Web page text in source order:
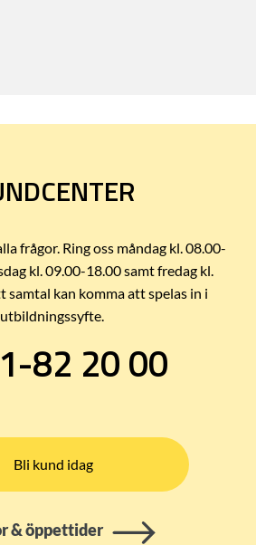
frågor. Ring oss måndag kl. 08.00-
kl. 09.00-18.00 samt fredag kl.
samtal kan komma att spelas in i
utbildningssyfte.
82 20 00
Bli kund idag
& öppettider